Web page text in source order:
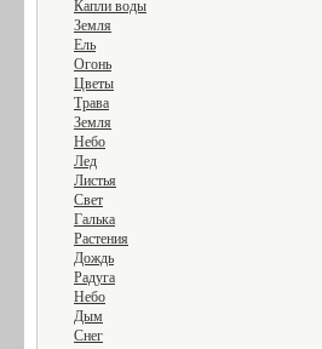
Капли воды
Земля
Ель
Огонь
Цветы
Трава
Земля
Небо
Лед
Листья
Свет
Галька
Растения
Дождь
Радуга
Небо
Дым
Снег